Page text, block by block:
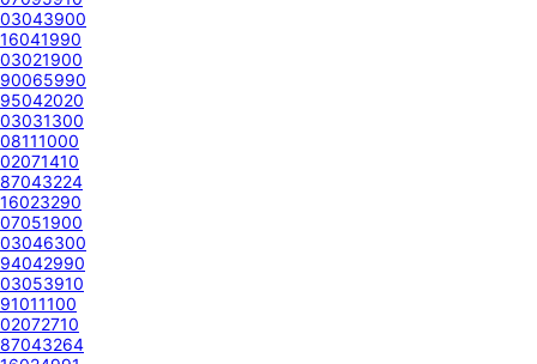
03043900
16041990
03021900
90065990
95042020
03031300
08111000
02071410
87043224
16023290
07051900
03046300
94042990
03053910
91011100
02072710
87043264